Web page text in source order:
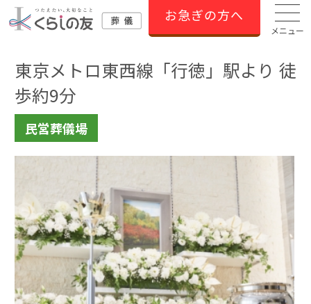
お急ぎの方へ
メニュー
東京メトロ東西線「行徳」駅より 徒
歩約9分
民営葬儀場